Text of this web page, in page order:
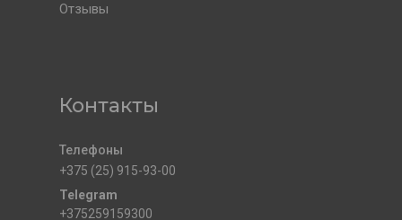
Отзывы
Контакты
+375 (25) 915-93-00
+375259159300